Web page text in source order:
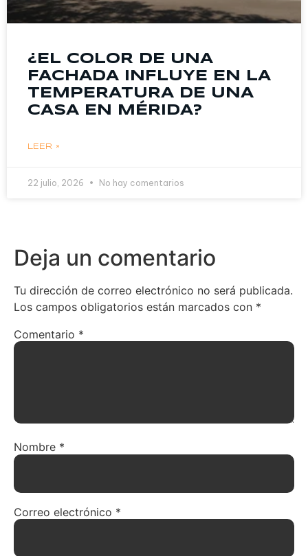
¿EL COLOR DE UNA
FACHADA INFLUYE EN LA
TEMPERATURA DE UNA
CASA EN MÉRIDA?
LEER »
22 julio, 2026 No hay comentarios
Deja un comentario
Tu dirección de correo electrónico no será publicada.
Los campos obligatorios están marcados con *
Comentario *
Nombre *
Correo electrónico *